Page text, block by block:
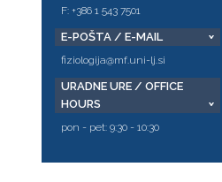
F: +386 1 543 7501
E-POŠTA / E-MAIL
fiziologija@mf.uni-lj.si
URADNE URE / OFFICE
HOURS
pon - pet: 9:30 - 10:30